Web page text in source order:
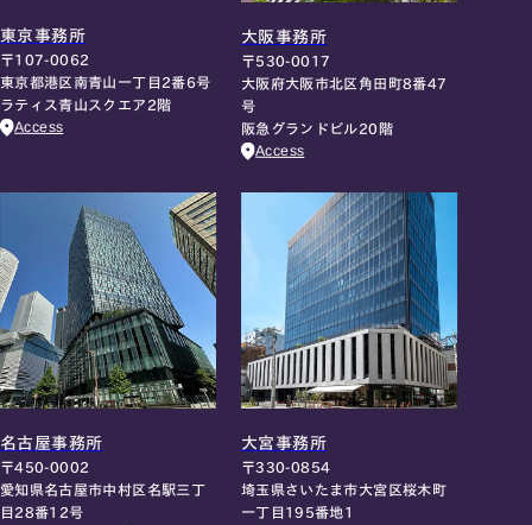
東京事務所
〒107-0062
東京都港区南青山一丁目2番6号
ラティス青山スクエア2階
Access
大阪事務所
〒530-0017
大阪府大阪市北区角田町8番47
号
阪急グランドビル20階
Access
名古屋事務所
〒450-0002
愛知県名古屋市中村区名駅三丁
目28番12号
大宮事務所
〒330-0854
埼玉県さいたま市大宮区桜木町
一丁目195番地1